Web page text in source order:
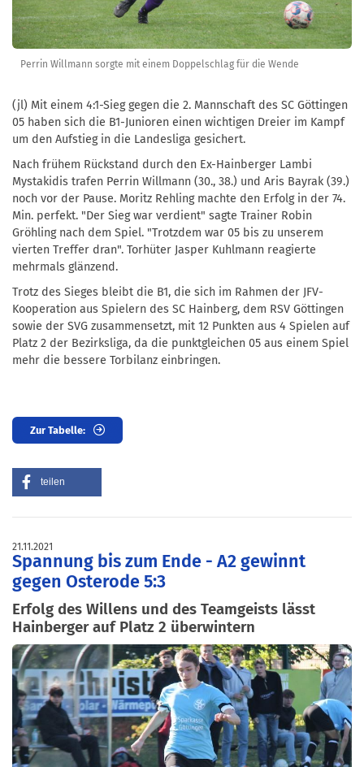
Perrin Willmann sorgte mit einem Doppelschlag für die Wende
(jl) Mit einem 4:1-Sieg gegen die 2. Mannschaft des SC Göttingen
05 haben sich die B1-Junioren einen wichtigen Dreier im Kampf
um den Aufstieg in die Landesliga gesichert.
Nach frühem Rückstand durch den Ex-Hainberger Lambi
Mystakidis trafen Perrin Willmann (30., 38.) und Aris Bayrak (39.)
noch vor der Pause. Moritz Rehling machte den Erfolg in der 74.
Min. perfekt. "Der Sieg war verdient" sagte Trainer Robin
Gröhling nach dem Spiel. "Trotzdem war 05 bis zu unserem
vierten Treffer dran". Torhüter Jasper Kuhlmann reagierte
mehrmals glänzend.
Trotz des Sieges bleibt die B1, die sich im Rahmen der JFV-
Kooperation aus Spielern des SC Hainberg, dem RSV Göttingen
sowie der SVG zusammensetzt, mit 12 Punkten aus 4 Spielen auf
Platz 2 der Bezirksliga, da die punktgleichen 05 aus einem Spiel
mehr die bessere Torbilanz einbringen.
Zur Tabelle:
teilen
21.11.2021
Spannung bis zum Ende - A2 gewinnt
gegen Osterode 5:3
Erfolg des Willens und des Teamgeists lässt
Hainberger auf Platz 2 überwintern